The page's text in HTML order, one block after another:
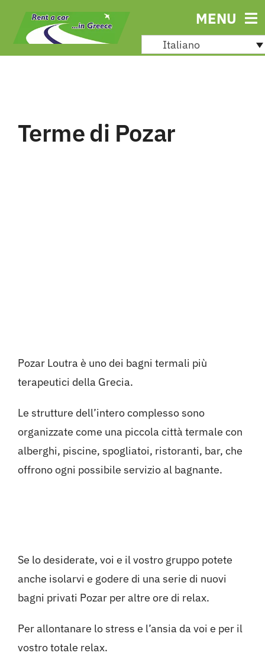
content
MENU
Italiano
Terme di Pozar
Pozar Loutra è uno dei bagni termali più
terapeutici della Grecia.
Le strutture dell’intero complesso sono
organizzate come una piccola città termale con
alberghi, piscine, spogliatoi, ristoranti, bar, che
offrono ogni possibile servizio al bagnante.
Se lo desiderate, voi e il vostro gruppo potete
anche isolarvi e godere di una serie di nuovi
bagni privati Pozar per altre ore di relax.
Per allontanare lo stress e l’ansia da voi e per il
vostro totale relax.